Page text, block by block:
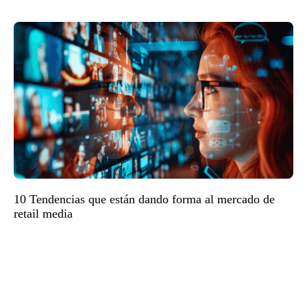
10 Tendencias que están dando forma al mercado de
retail media